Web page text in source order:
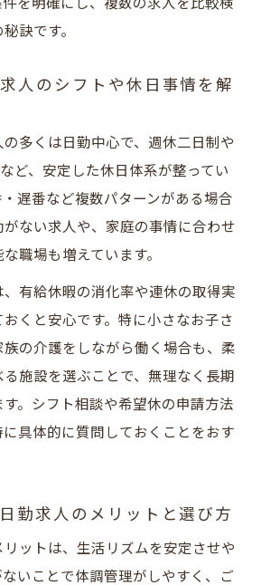
を明確にし、複数の求人を比較検
訣です。
人のシフトや休日事情を解
多くは日勤中心で、週休二日制や
ど、安定した休日体系が整ってい
遅番など複数パターンがある場合
ない求人や、家庭の事情に合わせ
職場も増えています。
有給休暇の消化率や連休の取得実
くと安心です。特に小さなお子さ
の介護をしながら働く場合も、柔
施設を選ぶことで、無理なく長期
。シフト相談や希望休の申請方法
具体的に質問しておくことをおす
勤求人のメリットと選び方
リットは、生活リズムを安定させや
いことで体調管理がしやすく、ご